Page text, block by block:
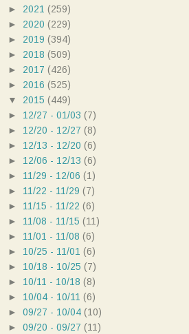
► 2021 (259)
► 2020 (229)
► 2019 (394)
► 2018 (509)
► 2017 (426)
► 2016 (525)
▼
2015 (449)
► 12/27 - 01/03 (7)
► 12/20 - 12/27 (8)
► 12/13 - 12/20 (6)
► 12/06 - 12/13 (6)
► 11/29 - 12/06 (1)
► 11/22 - 11/29 (7)
► 11/15 - 11/22 (6)
► 11/08 - 11/15 (11)
► 11/01 - 11/08 (6)
► 10/25 - 11/01 (6)
► 10/18 - 10/25 (7)
► 10/11 - 10/18 (8)
► 10/04 - 10/11 (6)
► 09/27 - 10/04 (10)
► 09/20 - 09/27 (11)